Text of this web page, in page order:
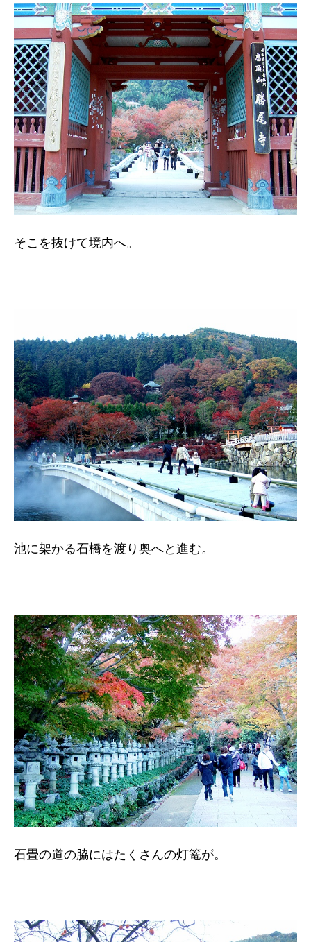
そこを抜けて境内へ。
池に架かる石橋を渡り奥へと進む。
石畳の道の脇にはたくさんの灯篭が。